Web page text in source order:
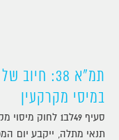
תמ"א 38:
במיסי מקרקעין
תנאי מתלה, ייקבע יום